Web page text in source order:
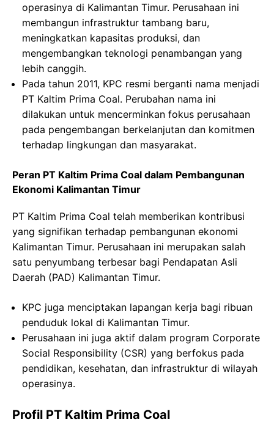
operasinya di Kalimantan Timur. Perusahaan ini
membangun infrastruktur tambang baru,
meningkatkan kapasitas produksi, dan
mengembangkan teknologi penambangan yang
lebih canggih.
Pada tahun 2011, KPC resmi berganti nama menjadi
PT Kaltim Prima Coal. Perubahan nama ini
dilakukan untuk mencerminkan fokus perusahaan
pada pengembangan berkelanjutan dan komitmen
terhadap lingkungan dan masyarakat.
Peran PT Kaltim Prima Coal dalam Pembangunan
Ekonomi Kalimantan Timur
PT Kaltim Prima Coal telah memberikan kontribusi
yang signifikan terhadap pembangunan ekonomi
Kalimantan Timur. Perusahaan ini merupakan salah
satu penyumbang terbesar bagi Pendapatan Asli
Daerah (PAD) Kalimantan Timur.
KPC juga menciptakan lapangan kerja bagi ribuan
penduduk lokal di Kalimantan Timur.
Perusahaan ini juga aktif dalam program Corporate
Social Responsibility (CSR) yang berfokus pada
pendidikan, kesehatan, dan infrastruktur di wilayah
operasinya.
Profil PT Kaltim Prima Coal